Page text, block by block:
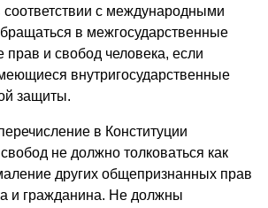
с международными
в межгосударственные
прав и свобод человека, если
внутригосударственные
защиты.
в Конституции
не должно толковаться как
других общепризнанных прав
и гражданина. Не должны